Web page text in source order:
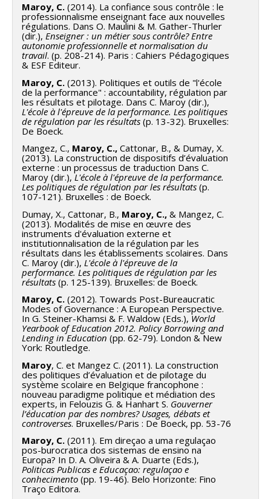
Maroy, C. (2014). La confiance sous contrôle : le
professionnalisme enseignant face aux nouvelles
régulations. Dans O. Maulini & M. Gather-Thurler
(dir.), Enseigner : un métier sous contrôle? Entre
autonomie professionnelle et normalisation du
travail. (p. 208-214). Paris : Cahiers Pédagogiques
& ESF Editeur.
Maroy, C. (2013). Politiques et outils de "l'école
de la performance" : accountability, régulation par
les résultats et pilotage. Dans C. Maroy (dir.),
L'école à l'épreuve de la performance. Les politiques
de régulation par les résultats (p. 13-32). Bruxelles:
De Boeck.
Mangez, C., Maroy, C., Cattonar, B., & Dumay, X.
(2013). La construction de dispositifs d’évaluation
externe : un processus de traduction Dans C.
Maroy (dir.),L'école à l'épreuve de la performance.
Les politiques de régulation par les résultats (p.
107-121). Bruxelles : de Boeck.
Dumay, X., Cattonar, B., Maroy, C., & Mangez, C.
(2013). Modalités de mise en œuvre des
instruments d'évaluation externe et
institutionnalisation de la régulation par les
résultats dans les établissements scolaires. Dans
C. Maroy (dir.), L'école à l'épreuve de la
performance. Les politiques de régulation par les
résultats (p. 125-139). Bruxelles: de Boeck.
Maroy, C. (2012). Towards Post-Bureaucratic
Modes of Governance : A European Perspective.
In G. Steiner-Khamsi & F. Waldow (Eds.), World
Yearbook of Education 2012. Policy Borrowing and
Lending in Education (pp. 62-79). London & New
York: Routledge.
Maroy, C. et Mangez C. (2011). La construction
des politiques d’évaluation et de pilotage du
système scolaire en Belgique francophone :
nouveau paradigme politique et médiation des
experts, in Felouzis G. & Hanhart S. Gouverner
l’éducation par des nombres? Usages, débats et
controverses. Bruxelles/Paris : De Boeck, pp. 53-76
Maroy, C. (2011). Em direçao a uma regulaçao
pos-burocratica dos sistemas de ensino na
Europa? In D. A. Oliveira & A. Duarte (Eds.),
Politicas Publicas e Educaçao: regulaçao e
conhecimento (pp. 19-46). Belo Horizonte: Fino
Traço Editora.